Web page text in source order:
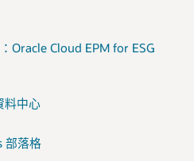
Oracle Cloud EPM for ESG
料中心
部落格